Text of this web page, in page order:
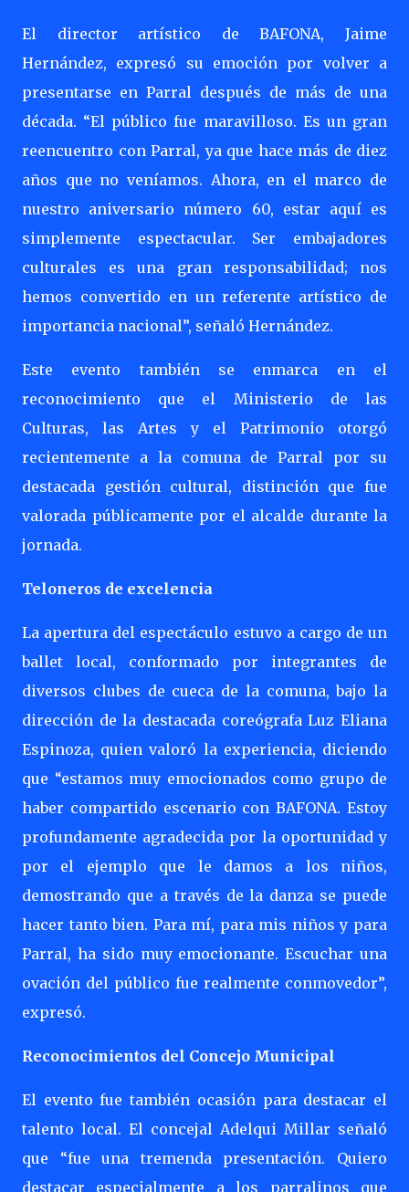
El director artístico de BAFONA, Jaime
Hernández, expresó su emoción por volver a
presentarse en Parral después de más de una
década. “El público fue maravilloso. Es un gran
reencuentro con Parral, ya que hace más de diez
años que no veníamos. Ahora, en el marco de
nuestro aniversario número 60, estar aquí es
simplemente espectacular. Ser embajadores
culturales es una gran responsabilidad; nos
hemos convertido en un referente artístico de
importancia nacional”, señaló Hernández.
Este evento también se enmarca en el
reconocimiento que el Ministerio de las
Culturas, las Artes y el Patrimonio otorgó
recientemente a la comuna de Parral por su
destacada gestión cultural, distinción que fue
valorada públicamente por el alcalde durante la
jornada.
Teloneros de excelencia
La apertura del espectáculo estuvo a cargo de un
ballet local, conformado por integrantes de
diversos clubes de cueca de la comuna, bajo la
dirección de la destacada coreógrafa Luz Eliana
Espinoza, quien valoró la experiencia, diciendo
que “estamos muy emocionados como grupo de
haber compartido escenario con BAFONA. Estoy
profundamente agradecida por la oportunidad y
por el ejemplo que le damos a los niños,
demostrando que a través de la danza se puede
hacer tanto bien. Para mí, para mis niños y para
Parral, ha sido muy emocionante. Escuchar una
ovación del público fue realmente conmovedor”,
expresó.
Reconocimientos del Concejo Municipal
El evento fue también ocasión para destacar el
talento local. El concejal Adelqui Millar señaló
que “fue una tremenda presentación. Quiero
destacar especialmente a los parralinos que